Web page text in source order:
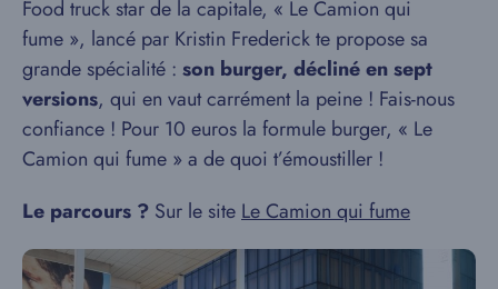
Food truck star de la capitale, « Le Camion qui
fume », lancé par Kristin Frederick te propose sa
grande spécialité : son burger, décliné en sept
versions, qui en vaut carrément la peine ! Fais-nous
confiance ! Pour 10 euros la formule burger, « Le
Camion qui fume » a de quoi t’émoustiller !
Le parcours ? Sur le site Le Camion qui fume